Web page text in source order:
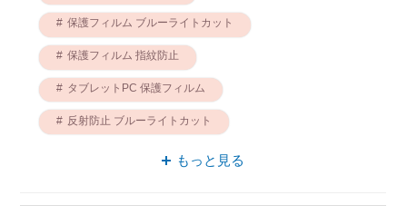
保護フィルム ブルーライトカット
保護フィルム 指紋防止
タブレットPC 保護フィルム
反射防止 ブルーライトカット
反射防止 指紋防止
もっと見る